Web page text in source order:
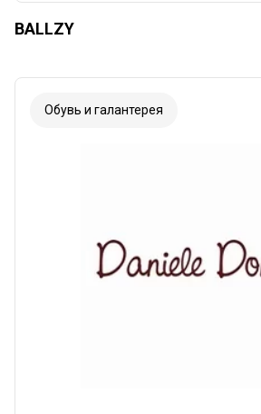
BALLZY
Обувь и галантерея